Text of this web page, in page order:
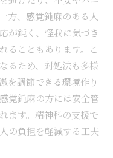
方、感覚鈍麻のある人
が鈍く、怪我に気づき
ることもあります。こ
るため、対処法も多様
を調節できる環境作り
覚鈍麻の方には安全管
ます。精神科の支援で
の負担を軽減する工夫